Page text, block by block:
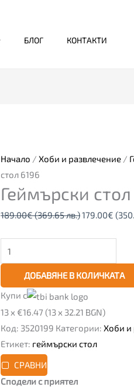
БЛОГ КОНТАКТИ
Начало / Хоби и развлечение /
стол 6196
Геймърски стол
189.00€(369.65 лв.)
189.00€
лв.).
179.00€
стол
6196
ДОБАВЯНЕ В КОЛИЧКАТА
Купи с
13 x €16.47 (13 x 32.21 BGN)
Код: 3520199 Категории: Хоби и
Етикет: геймърски стол
СРАВНИ
Сподели с приятел